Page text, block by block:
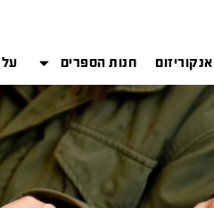
אנקוריזום חנות הספרים על